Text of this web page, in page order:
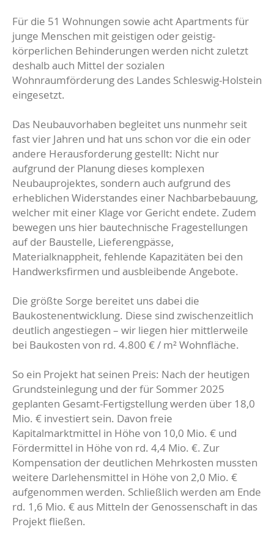
Für die 51 Wohnungen sowie acht Apartments für
junge Menschen mit geistigen oder geistig-
körperlichen Behinderungen werden nicht zuletzt
deshalb auch Mittel der sozialen
Wohnraumförderung des Landes Schleswig-Holstein
eingesetzt.
Das Neubauvorhaben begleitet uns nunmehr seit
fast vier Jahren und hat uns schon vor die ein oder
andere Herausforderung gestellt: Nicht nur
aufgrund der Planung dieses komplexen
Neubauprojektes, sondern auch aufgrund des
erheblichen Widerstandes einer Nachbarbebauung,
welcher mit einer Klage vor Gericht endete. Zudem
bewegen uns hier bautechnische Fragestellungen
auf der Baustelle, Lieferengpässe,
Materialknappheit, fehlende Kapazitäten bei den
Handwerksfirmen und ausbleibende Angebote.
Die größte Sorge bereitet uns dabei die
Baukostenentwicklung. Diese sind zwischenzeitlich
deutlich angestiegen – wir liegen hier mittlerweile
bei Baukosten von rd. 4.800 € / m² Wohnfläche.
So ein Projekt hat seinen Preis: Nach der heutigen
Grundsteinlegung und der für Sommer 2025
geplanten Gesamt-Fertigstellung werden über 18,0
Mio. € investiert sein. Davon freie
Kapitalmarktmittel in Höhe von 10,0 Mio. € und
Fördermittel in Höhe von rd. 4,4 Mio. €. Zur
Kompensation der deutlichen Mehrkosten mussten
weitere Darlehensmittel in Höhe von 2,0 Mio. €
aufgenommen werden. Schließlich werden am Ende
rd. 1,6 Mio. € aus Mitteln der Genossenschaft in das
Projekt fließen.